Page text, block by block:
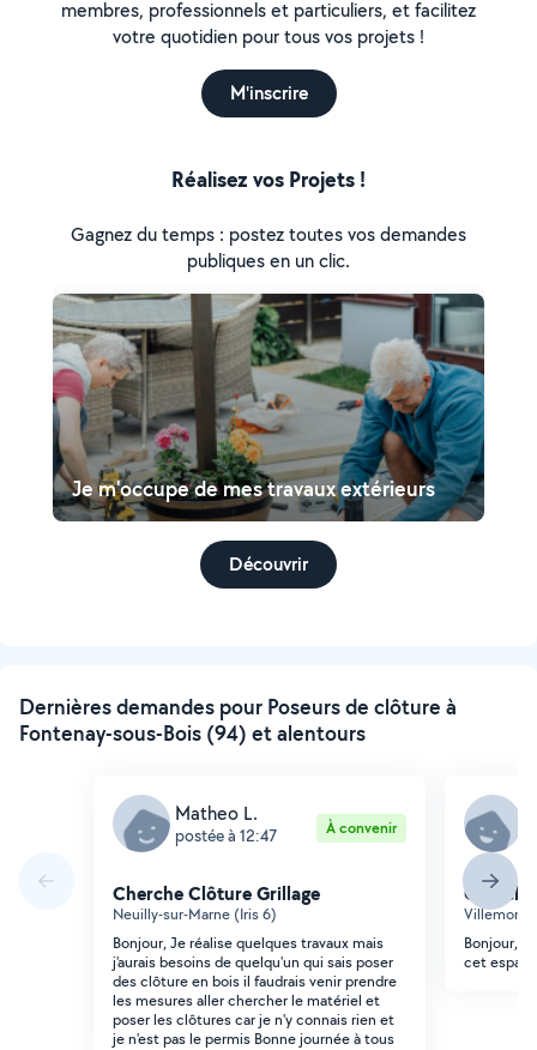
membres, professionnels et particuliers, et facilitez
votre quotidien pour tous vos projets !
M'inscrire
Réalisez vos Projets !
Gagnez du temps : postez toutes vos demandes
publiques en un clic.
Je m'occupe de mes travaux extérieurs
Découvrir
Dernières demandes pour Poseurs de clôture à
Fontenay-sous-Bois (94) et alentours
Matheo L.
postée à 12:47 À convenir
Cherche Clôture Grillage
Neuilly-sur-Marne (Iris 6)
Bonjour, Je réalise quelques travaux mais
j'aurais besoins de quelqu'un qui sais poser
des clôture en bois il faudrais venir prendre
les mesures aller chercher le matériel et
poser les clôtures car je n'y connais rien et
je n'est pas le permis Bonne journée à tous
Bonjour,
cet